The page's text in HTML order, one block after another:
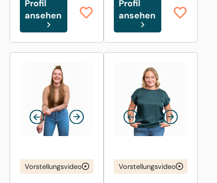
Profil
ansehen
Profil
ansehen
Vorstellungsvideo Vorstellungsvideo